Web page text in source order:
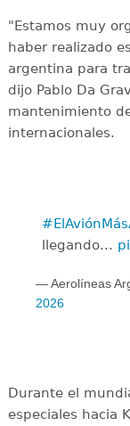
"Estamos muy
haber realizado
argentina para
dijo Pablo Da
mantenimiento
internacionales.
llegando...
— Aerolíneas
2026
Durante el
especiales hacia